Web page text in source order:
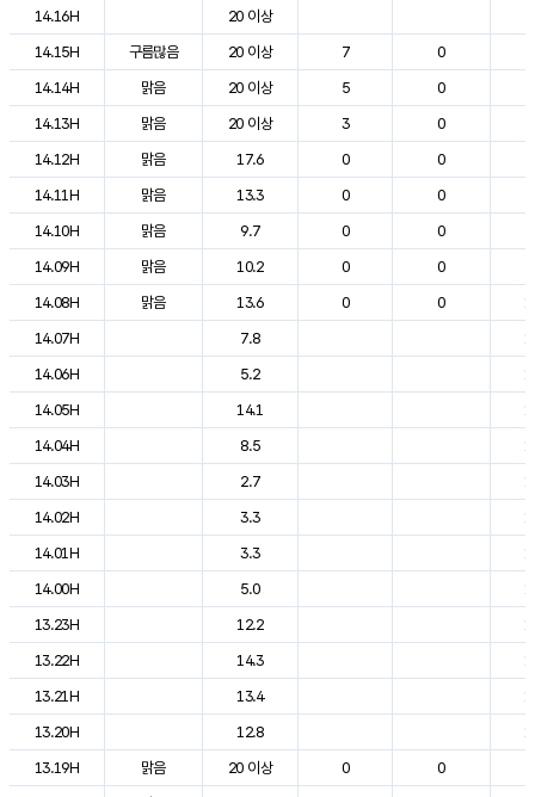
14.16H
20 이상
14.15H
구름많음 20 이상 7 0
14.14H
맑음 20 이상 5 0
14.13H
맑음 20 이상 3 0
14.12H
맑음 17.6 0 0
14.11H
맑음 13.3 0 0
14.10H
맑음 9.7 0 0
14.09H
맑음 10.2 0 0
14.08H
맑음 13.6 0 0
14.07H
7.8
14.06H
5.2
14.05H
14.1
14.04H
8.5
14.03H
2.7
14.02H
3.3
14.01H
3.3
14.00H
5.0
13.23H
12.2
13.22H
14.3
13.21H
13.4
13.20H
12.8
13.19H
맑음 20 이상 0 0